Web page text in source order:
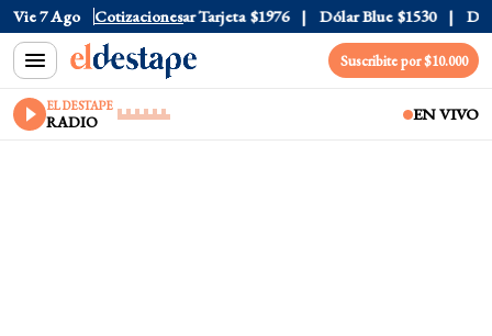
Vie 7 Ago Cotizaciones
Oficial $1520 Dólar Tarjeta $1976 Dólar Blue $1530 Dólar
Suscribite por $10.000
EL DESTAPE
RADIO EN VIVO